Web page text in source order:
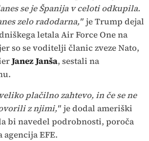
se je Španija v celoti odkupila.
zelo radodarna," je Trump dejal
letala Air Force One na
so se voditelji članic zveze Nato,
Janez Janša, sestali na
plačilno zahtevo, in če se ne
z njimi," je dodal ameriški
bi navedel podrobnosti, poroča
EFE.